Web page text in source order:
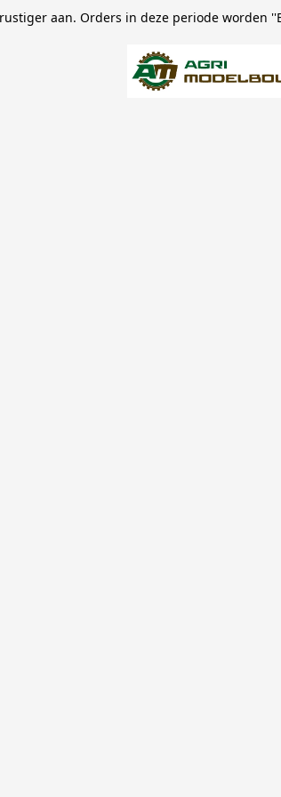
aan. Orders in deze periode worden